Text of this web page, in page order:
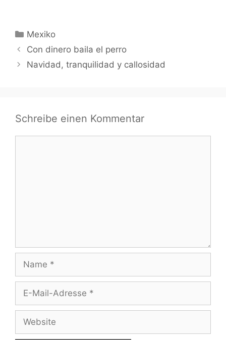
Kategorien
Mexiko
Con dinero baila el perro
Navidad, tranquilidad y callosidad
Schreibe einen Kommentar
Mail-
Adresse